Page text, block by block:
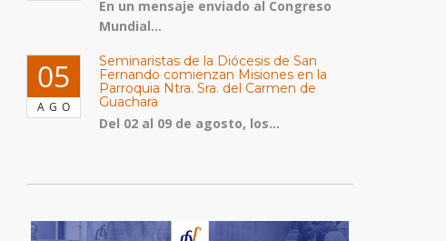
En un mensaje enviado al Congreso
Mundial...
05
AGO
Seminaristas de la Diócesis de San
Fernando comienzan Misiones en la
Parroquia Ntra. Sra. del Carmen de
Guachara
Del 02 al 09 de agosto, los...